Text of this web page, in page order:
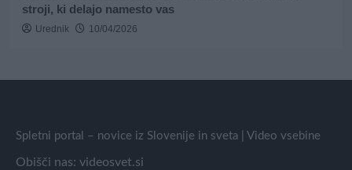
stroji, ki delajo namesto vas
Urednik 10/04/2026
Spletni portal – novice iz Slovenije in sveta | Video vsebine
Obišči nas: videosvet.si